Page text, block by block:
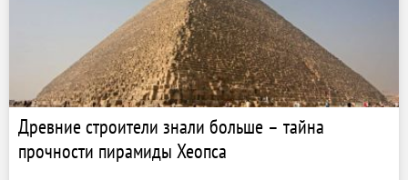
Древние строители знали больше – тайна
прочности пирамиды Хеопса